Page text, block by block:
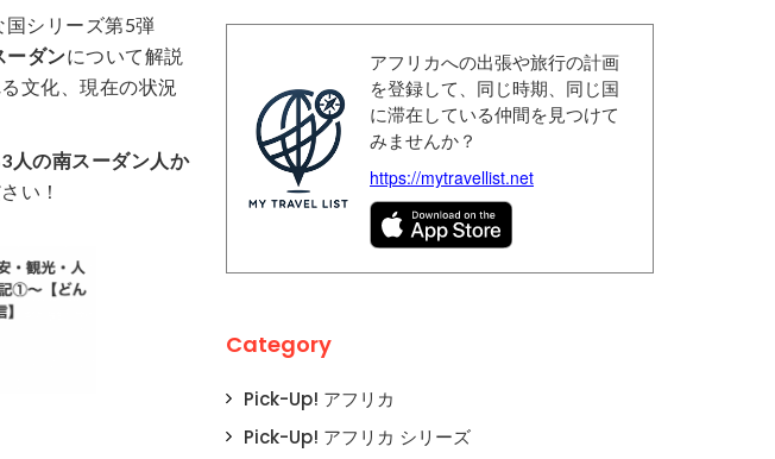
シリーズ第5弾
ーダンについて解説
文化、現在の状況
人の南スーダン人か
い！
アフリカへの出張や旅行の計画
を登録して、同じ時期、同じ国
に滞在している仲間を見つけて
みませんか？
https://mytravellist.net
Category
Pick-Up! アフリカ
Pick-Up! アフリカ シリーズ